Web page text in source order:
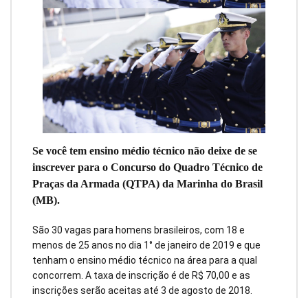
Se você tem ensino médio técnico não deixe de se
inscrever para o Concurso do Quadro Técnico de
Praças da Armada (QTPA) da Marinha do Brasil
(MB).
São 30 vagas para homens brasileiros, com 18 e
menos de 25 anos no dia 1° de janeiro de 2019 e que
tenham o ensino médio técnico na área para a qual
concorrem. A taxa de inscrição é de R$ 70,00 e as
inscrições serão aceitas até 3 de agosto de 2018.